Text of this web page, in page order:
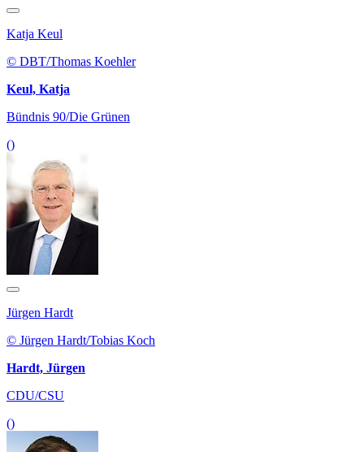
Katja Keul
© DBT/Thomas Koehler
Keul, Katja
Bündnis 90/Die Grünen
()
Jürgen Hardt
© Jürgen Hardt/Tobias Koch
Hardt, Jürgen
CDU/CSU
()